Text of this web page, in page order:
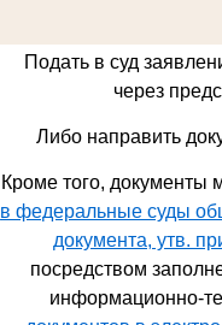
Подать в суд
через
Либо направить
Кроме того, документы
в федеральные суды
документа, утв.
посредством
информационно-